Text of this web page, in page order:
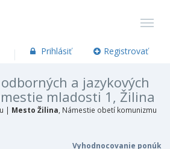
Prihlásiť Registrovať
a jazykových
mladosti 1, Žilina
| Mesto Žilina , Námestie obetí komunizmu
Vyhodnocovanie ponúk